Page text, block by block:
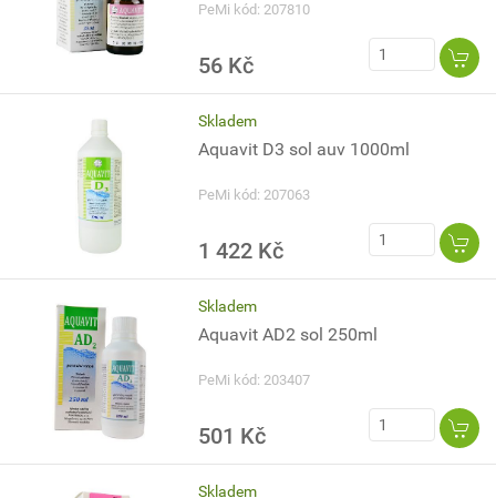
PeMi kód: 207810
56 Kč
Skladem
Aquavit D3 sol auv 1000ml
PeMi kód: 207063
1 422 Kč
Skladem
Aquavit AD2 sol 250ml
PeMi kód: 203407
501 Kč
Skladem